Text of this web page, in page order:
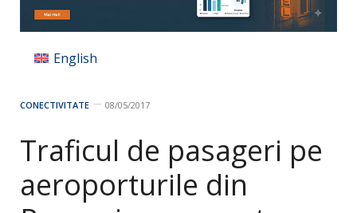
English
CONECTIVITATE 08/05/2017
Traficul de pasageri pe
aeroporturile din